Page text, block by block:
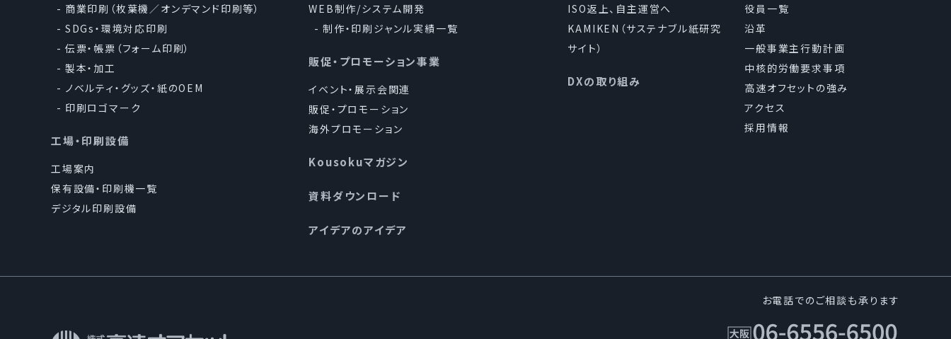
商業印刷（枚葉機／オンデマンド印刷等）
SDGs・環境対応印刷
伝票・帳票（フォーム印刷）
製本・加工
ノベルティ・グッズ・紙のOEM
印刷ロゴマーク
工場・印刷設備
工場案内
保有設備・印刷機一覧
デジタル印刷設備
WEB制作/システム開発
制作・印刷ジャンル実績一覧
販促・プロモーション事業
イベント・展示会関連
販促・プロモーション
海外プロモーション
Kousokuマガジン
資料ダウンロード
アイデアのアイデア
ISO返上、自主運営へ
KAMIKEN（サステナブル紙研究
サイト）
DXの取り組み
役員一覧
沿革
一般事業主行動計画
中核的労働要求事項
高速オフセットの強み
アクセス
採用情報
お電話でのご相談も承ります